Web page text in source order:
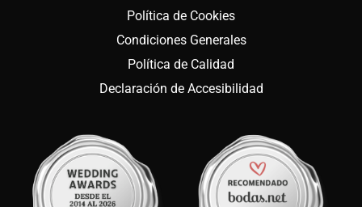
Política de Cookies
Condiciones Generales
Política de Calidad
Declaración de Accesibilidad